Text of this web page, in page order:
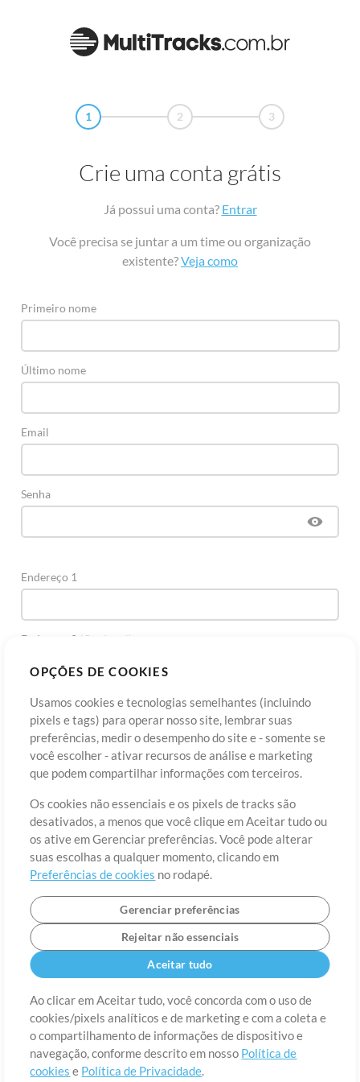
OPÇÕES DE COOKIES
Usamos cookies e tecnologias semelhantes (incluindo
pixels e tags) para operar nosso site, lembrar suas
preferências, medir o desempenho do site e - somente se
você escolher - ativar recursos de análise e marketing
que podem compartilhar informações com terceiros.
Os cookies não essenciais e os pixels de tracks são
desativados, a menos que você clique em Aceitar tudo ou
os ative em Gerenciar preferências. Você pode alterar
suas escolhas a qualquer momento, clicando em
Preferências de cookies no rodapé.
Gerenciar preferências
Rejeitar não essenciais
Aceitar tudo
Ao clicar em Aceitar tudo, você concorda com o uso de
cookies/pixels analíticos e de marketing e com a coleta e
o compartilhamento de informações de dispositivo e
navegação, conforme descrito em nosso Política de
cookies e Política de Privacidade.
1 2 3
Crie uma conta grátis
Já possui uma conta? Entrar
Você precisa se juntar a um time ou organização
existente?Veja como
Primeiro nome
Último nome
Email
Senha
Endereço 1
Endereço 2 (Opcional)
Cidade
País CEP
Estado Idioma
Sobre Termos de Uso Política de Privacidade
Preferências de
cookies
Contato
©2006-2026 por MultiTracks LLC. Todos os Direitos Reservados.